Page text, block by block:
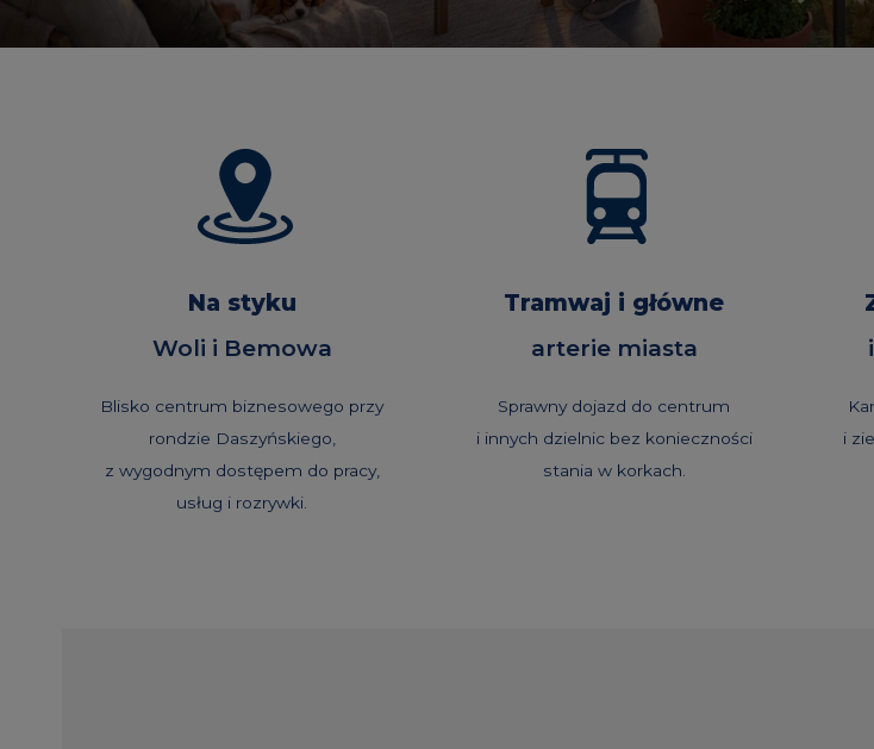
Na styku
Woli i Bemowa
Blisko centrum biznesowego przy
rondzie Daszyńskiego,
z wygodnym dostępem do pracy,
usług i rozrywki.
Tramwaj i główne
arterie miasta
Sprawny dojazd do centrum
i innych dzielnic bez konieczności
stania w korkach.
i